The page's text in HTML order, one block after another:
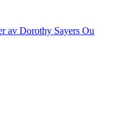
av Dorothy Sayers Ou